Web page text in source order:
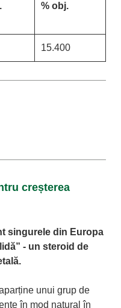
% obj.
15.400
creșterea
singurele din Europa
- un steroid de
unui grup de
în mod natural în